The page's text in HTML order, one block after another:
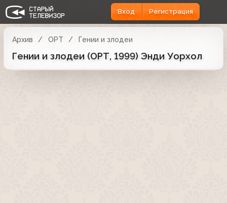
Вход Регистрация
Архив ОРТ Гении и злодеи
Гении и злодеи (ОРТ, 1999) Энди Уорхол